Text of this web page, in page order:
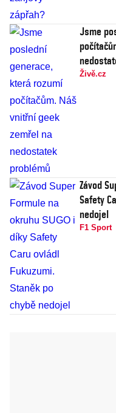
Jsme
Živě.cz
Závod
Safety
nedojel
F1 Sport